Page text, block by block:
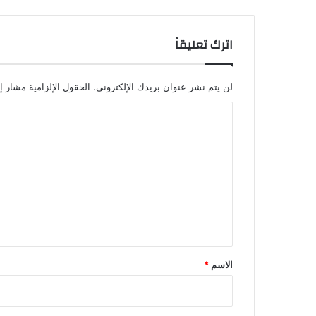
اترك تعليقاً
لن يتم نشر عنوان بريدك الإلكتروني. الحقول الإلزامية مشار
*
الاسم *